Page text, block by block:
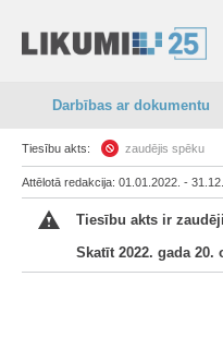
Darbības ar dokumentu
Tiesību akts: zaudējis spēku
Attēlotā redakcija: 01.01.2022. -
Tiesību akts ir
Skatīt 2022. gada 20.